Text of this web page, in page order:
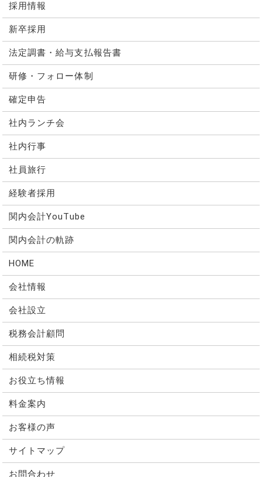
採用情報
新卒採用
法定調書・給与支払報告書
研修・フォロー体制
確定申告
社内ランチ会
社内行事
社員旅行
経験者採用
関内会計YouTube
関内会計の軌跡
HOME
会社情報
会社設立
税務会計顧問
相続税対策
お役立ち情報
料金案内
お客様の声
サイトマップ
お問合わせ